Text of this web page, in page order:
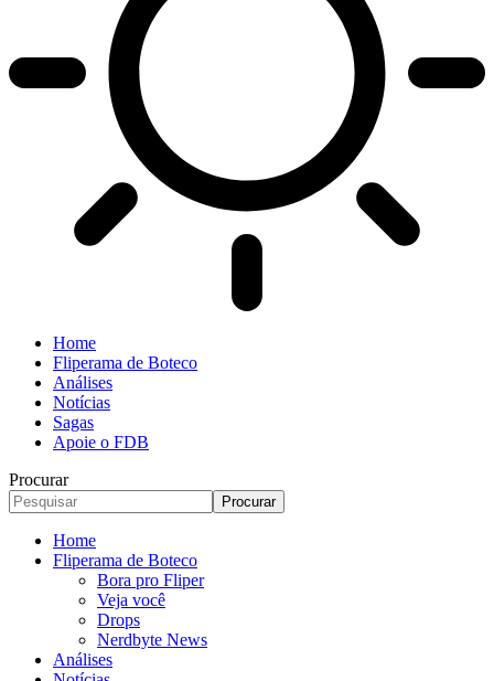
Home
Fliperama de Boteco
Análises
Notícias
Sagas
Apoie o FDB
Procurar
Home
Fliperama de Boteco
Bora pro Fliper
Veja você
Drops
Nerdbyte News
Análises